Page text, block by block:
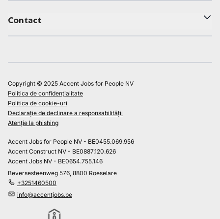
Contact
Copyright © 2025 Accent Jobs for People NV
Politica de confidențialitate
Politica de cookie-uri
Declarație de declinare a responsabilității
Atenție la phishing
Accent Jobs for People NV - BE0455.069.956
Accent Construct NV - BE0887.120.626
Accent Jobs NV - BE0654.755.146
Beversesteenweg 576, 8800 Roeselare
+3251460500
info@accentjobs.be